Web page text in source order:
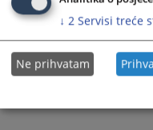
↓ 2 Servisi treće
Ne prihvatam